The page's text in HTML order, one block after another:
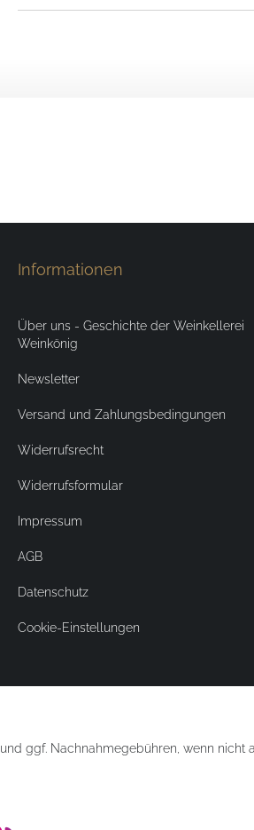
Informationen
Über uns - Geschichte der Weinkellerei
Weinkönig
Newsletter
Versand und Zahlungsbedingungen
Widerrufsrecht
Widerrufsformular
Impressum
AGB
Datenschutz
Cookie-Einstellungen
und ggf. Nachnahmegebühren, wenn nicht